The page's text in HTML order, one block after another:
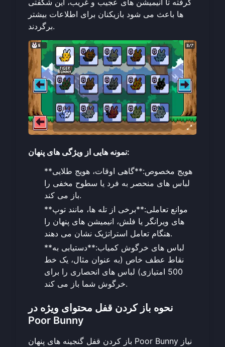
ها باعث می شود بازیکنان برای اطلاعات بیشتر
برگردند.
نمونه هایی از ویژگی های پنهان:
**هویج مخصوص:**گاهی اوقات، هویج طلایی
لباس های منحصر به فرد یا سطوح مخفی را
باز می کند.
**موانع تعاملی:**برخی از تله ها، مانند توپ
های ویرانگر یا فلش، انیمیشن های پنهان را
هنگام تعامل استراتژیک نشان می دهند.
**لباس های خرگوش کمیاب:**دستیابی به
نقاط عطف خاص (به عنوان مثال، یک خط
500 امتیازی) لباس های انحصاری را برای
خرگوش شما باز می کند.
نحوه باز کردن قفل محتوای ویژه در
Poor Bunny
باز کردن قفل گنجینه های پنهان Poor Bunny نیاز